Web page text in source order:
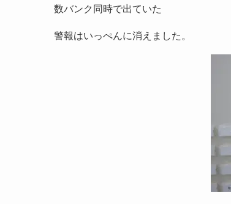
数バンク同時で出ていた
警報はいっぺんに消えました。